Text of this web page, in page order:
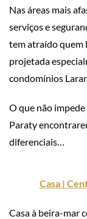
Nas áreas mais
serviços e
tem atraído quem
projetada
condomínios
O que não
Paraty
diferenciais…
Casa |
Casa à beira-mar